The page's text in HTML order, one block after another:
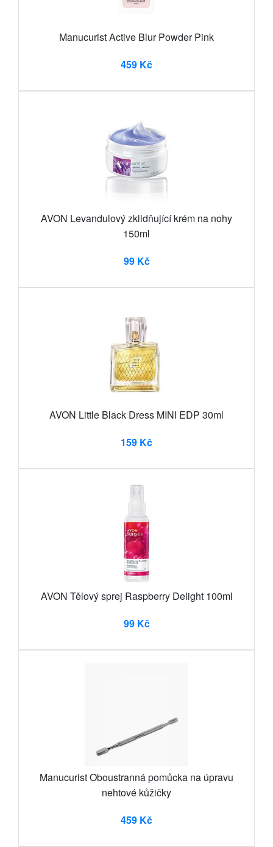
Manucurist Active Blur Powder Pink
459 Kč
AVON Levandulový zklidňující krém na nohy
150ml
99 Kč
AVON Little Black Dress MINI EDP 30ml
159 Kč
AVON Tělový sprej Raspberry Delight 100ml
99 Kč
Manucurist Oboustranná pomůcka na úpravu
nehtové kůžičky
459 Kč